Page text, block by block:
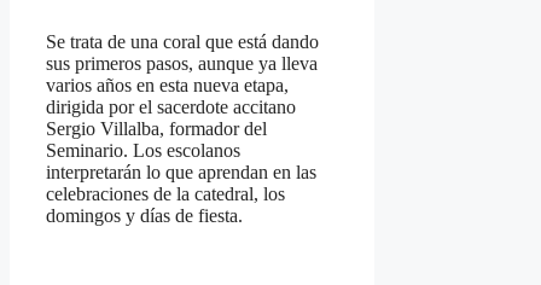
Se trata de una coral que está dando
sus primeros pasos, aunque ya lleva
varios años en esta nueva etapa,
dirigida por el sacerdote accitano
Sergio Villalba, formador del
Seminario. Los escolanos
interpretarán lo que aprendan en las
celebraciones de la catedral, los
domingos y días de fiesta.